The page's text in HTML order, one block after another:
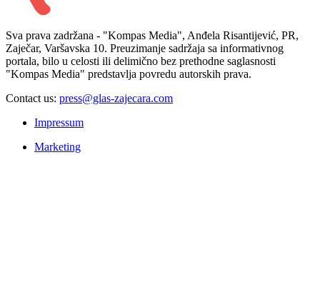
Sva prava zadržana - "Kompas Media", Anđela Risantijević, PR,
Zaječar, Varšavska 10. Preuzimanje sadržaja sa informativnog
portala, bilo u celosti ili delimično bez prethodne saglasnosti
"Kompas Media" predstavlja povredu autorskih prava.
Contact us: press@glas-zajecara.com
Impressum
Marketing